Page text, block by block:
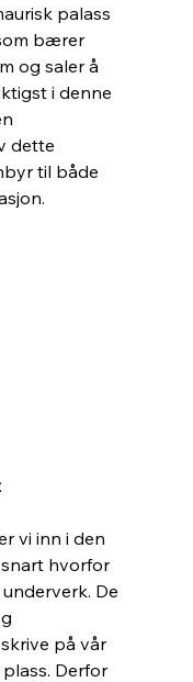
palass
bærer
og saler å
i denne
dette
til både
vi inn i den
snart hvorfor
De
på vår
Derfor